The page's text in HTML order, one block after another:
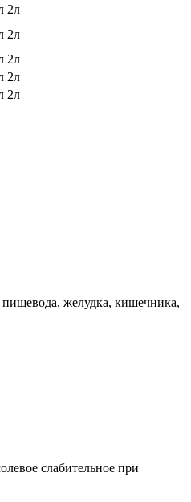
2л
2л
2л
2л
2л
пищевода, желудка, кишечника,
слабительное при